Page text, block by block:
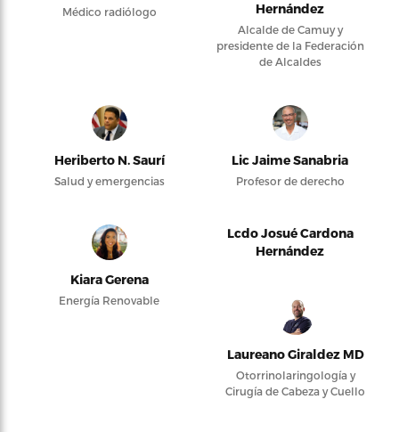
Médico radiólogo
Hernández
Alcalde de Camuy y
presidente de la Federación
de Alcaldes
Heriberto N. Saurí
Salud y emergencias
Lic Jaime Sanabria
Profesor de derecho
Kiara Gerena
Energía Renovable
Lcdo Josué Cardona
Hernández
Laureano Giraldez MD
Otorrinolaringología y
Cirugía de Cabeza y Cuello